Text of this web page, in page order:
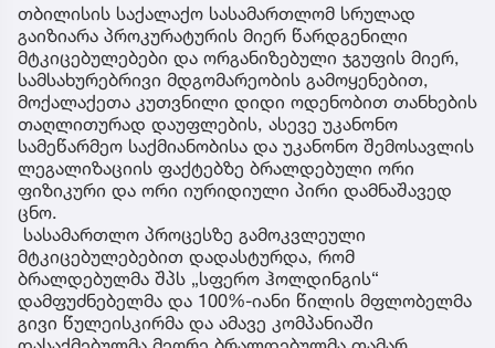
თბილისის საქალაქო სასამართლომ სრულად
გაიზიარა პროკურატურის მიერ წარდგენილი
მტკიცებულებები და ორგანიზებული ჯგუფის მიერ,
სამსახურებრივი მდგომარეობის გამოყენებით,
მოქალაქეთა კუთვნილი დიდი ოდენობით თანხების
თაღლითურად დაუფლების, ასევე უკანონო
სამეწარმეო საქმიანობისა და უკანონო შემოსავლის
ლეგალიზაციის ფაქტებზე ბრალდებული ორი
ფიზიკური და ორი იურიდიული პირი დამნაშავედ
ცნო.
სასამართლო პროცესზე გამოკვლეული
მტკიცებულებებით დადასტურდა, რომ
ბრალდებულმა შპს „სფერო ჰოლდინგის“
დამფუძნებელმა და 100%-იანი წილის მფლობელმა
გივი წულეისკირმა და ამავე კომპანიაში